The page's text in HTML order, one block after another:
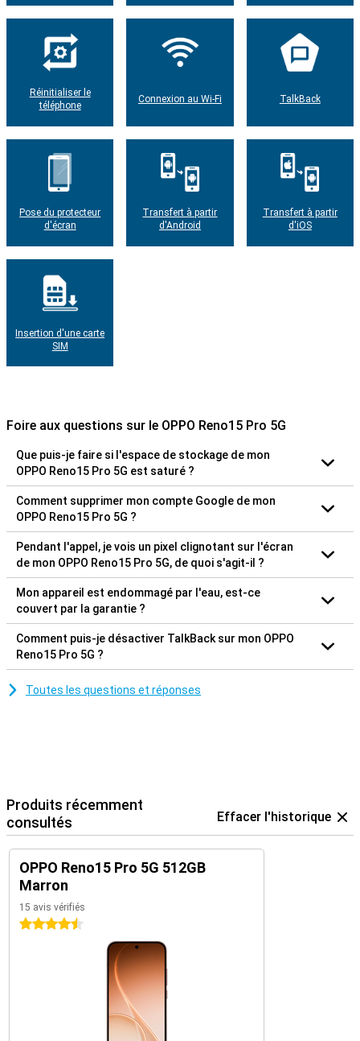
Réinitialiser le
téléphone
Connexion au Wi-Fi TalkBack
Pose du protecteur
d'écran
Transfert à partir
d'Android
Transfert à partir
d'iOS
Insertion d'une carte
SIM
Foire aux questions sur le OPPO Reno15 Pro 5G
Que puis-je faire si l'espace de stockage de mon
OPPO Reno15 Pro 5G est saturé ?
Comment supprimer mon compte Google de mon
OPPO Reno15 Pro 5G ?
Pendant l'appel, je vois un pixel clignotant sur l'écran
de mon OPPO Reno15 Pro 5G, de quoi s'agit-il ?
Mon appareil est endommagé par l'eau, est-ce
couvert par la garantie ?
Comment puis-je désactiver TalkBack sur mon OPPO
Reno15 Pro 5G ?
Toutes les questions et réponses
Produits récemment
consultés
Effacer l'historique
OPPO Reno15 Pro 5G 512GB
Marron
15 avis vérifiés
4.5 étoiles